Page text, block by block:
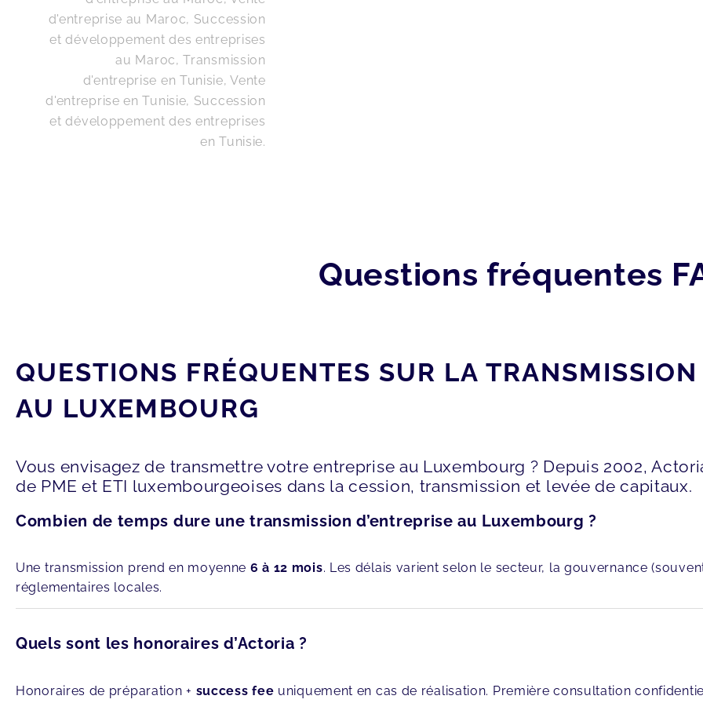
d'entreprise au Maroc, Succession
et développement des entreprises
au Maroc,Transmission
d'entreprise en Tunisie, Vente
d'entreprise en Tunisie, Succession
et développement des entreprises
en Tunisie.
Questions fréquentes
QUESTIONS FRÉQUENTES SUR LA TRANSMISSION
AU LUXEMBOURG
Vous envisagez de transmettre votre entreprise au Luxembourg ? Depuis 2002,
de PME et ETI luxembourgeoises dans la cession, transmission et levée de capitaux.
Combien de temps dure une transmission d’entreprise au Luxembourg ?
Une transmission prend en moyenne 6 à 12 mois. Les délais varient selon le secteur, la gouvernance
réglementaires locales.
Quels sont les honoraires d’Actoria ?
Honoraires de préparation + success fee uniquement en cas de réalisation. Première consultation